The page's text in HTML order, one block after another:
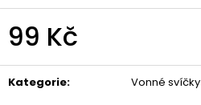
99 Kč
Kategorie: Vonné svíčky